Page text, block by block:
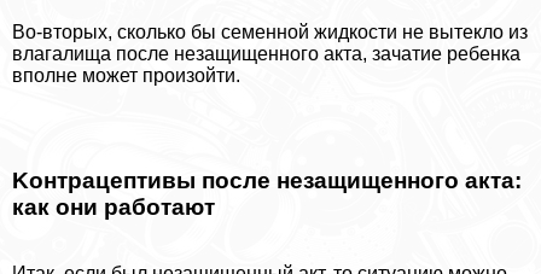
Во-вторых, сколько бы семенной жидкости не вытекло из
влагалища после незащищенного акта, зачатие ребенка
вполне может произойти.
Koнтpaцептивы после незащищенного акта:
как они работают